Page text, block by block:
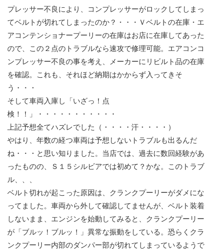
プレッサー不良により、コンプレッサーがロックしてしまっ
てベルトが切れてしまったのか？・・・Ｖベルトの在庫・エ
アコンテンショナープーリーの在庫はお店に在庫してあった
ので、この２点のトラブルなら速攻で修理可能。エアコンコ
ンプレッサー不良の事を考え、メーカーにリビルト品の在庫
を確認。これも、それほど納期はかからず入ってきそ
う・・・
そして車両入庫し「いざっ！点
検！！」・・・・・・・・・・・
上記予想全てハズレでした（・・・・汗・・・・）
やはり、年数の経つ車両は予想しないトラブルも出るんだ
ね・・・と思い知りました。当店では、過去に数回経験があ
ったものの、Ｓ１５シルビアでは初めて？かな。このトラブ
ル、、、
ベルト切れが起こった原因は、クランクプーリーがダメにな
ってました。車両から外して確認してませんが、ベルト装着
しないまま、エンジンを始動してみると、クランクプーリー
が「ブルッ！ブルッ！」異常な振動をしている。恐らくクラ
ンクプーリー内部のダンパー部が切れてしまっているようで